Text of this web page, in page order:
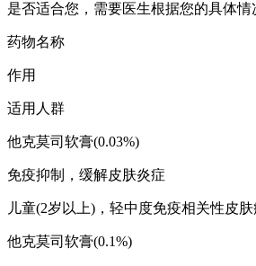
是否适合您，需要医生根据您的具体情
药物名称
作用
适用人群
他克莫司软膏(0.03%)
免疫抑制，缓解皮肤炎症
儿童(2岁以上)，轻中度免疫相关性皮
他克莫司软膏(0.1%)